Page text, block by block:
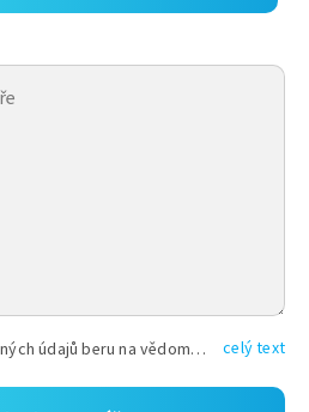
Vyplněním shora uvedených údajů beru na vědomí, že společnost TEXT FACTORY s.r.o., sídlem Brno, Durďákova 336/29, Černá Pole, PSČ: 613 00, IČ: 06157831, zapsané u Krajského soudu v Brně, oddíl C, vložka 100399, bude zpracovávat mé osobní údaje uvedené v rámci mnou vyplněného registračního formuláře na základě oprávněných zájmů TEXT FACTORY s.r.o. dle čl. 6 odst. 1 písm. f) GDPR a pro splnění právních povinností (čl. 6 odst. 1 písm. c) GDPR), a to pro tyto účely: nezbytnost zajistit oprávnění návštěvníka webových stránek provozovaných společností TEXT FACTORY s.r.o. přispívat aktivně ke zveřejněným článkům nebo v rámci diskusních fór a výkon práv TEXT FACTORY s.r.o. jako administrátora těchto diskusních fór. Více informací o zpracování osobních údajů a právech lze nalézt v celý text